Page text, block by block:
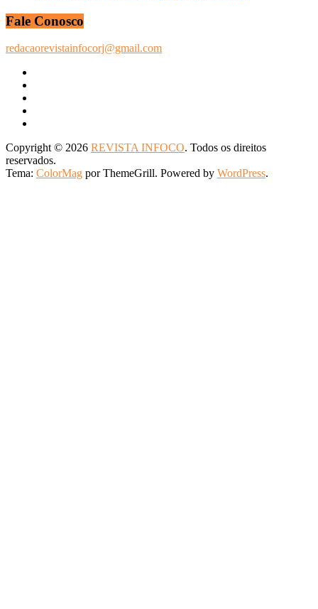
Fale Conosco
redacaorevistainfocorj@gmail.com
Copyright © 2026 REVISTA INFOCO. Todos os direitos
reservados.
Tema: ColorMag por ThemeGrill. Powered by WordPress.